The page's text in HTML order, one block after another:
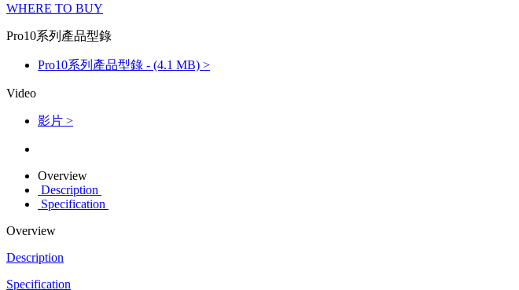
WHERE TO BUY
Pro10系列產品型錄
Pro10系列產品型錄 - (4.1 MB) >
Video
影片 >
Overview
Description
Specification
Overview
Description
Specification